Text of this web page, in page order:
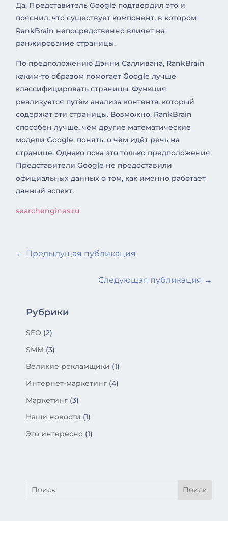
Да. Представитель Google подтвердил это и
пояснил, что существует компонент, в котором
RankBrain непосредственно влияет на
ранжирование страницы.
По предположению Дэнни Салливана, RankBrain
каким-то образом помогает Google лучше
классифицировать страницы. Функция
реализуется путём анализа контента, который
содержат эти страницы. Возможно, RankBrain
способен лучше, чем другие математические
модели Google, понять, о чём идёт речь на
странице. Однако пока это только предположения.
Представители Google не предоставили
официальных данных о том, как именно работает
данный аспект.
searchengines.ru
← Предыдущая публикация
Следующая публикация →
Рубрики
SEO (2)
SMM (3)
Великие рекламщики (1)
Интернет-маркетинг (4)
Маркетинг (3)
Наши новости (1)
Это интересно (1)